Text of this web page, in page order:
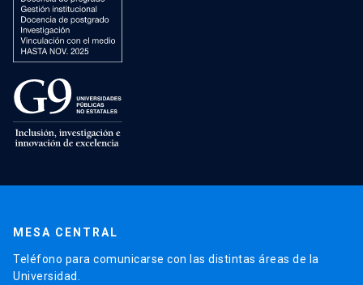
MESA CENTRAL
Teléfono para comunicarse con las distintas áreas de la
Universidad.